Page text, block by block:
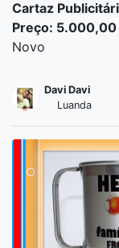
Cartaz
Preço: 5.000,00
Novo
Davi Davi
Luanda